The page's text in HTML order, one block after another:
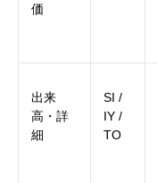
価
出来
高・詳
細
SI /
IY /
TO